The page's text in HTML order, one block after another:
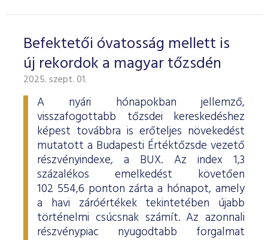
Befektetői óvatosság mellett is
új rekordok a magyar tőzsdén
2025. szept. 01.
A nyári hónapokban jellemző,
visszafogottabb tőzsdei kereskedéshez
képest továbbra is erőteljes növekedést
mutatott a Budapesti Értéktőzsde vezető
részvényindexe, a BUX. Az index 1,3
százalékos emelkedést követően
102 554,6 ponton zárta a hónapot, amely
a havi záróértékek tekintetében újabb
történelmi csúcsnak számít. Az azonnali
részvénypiac nyugodtabb forgalmat